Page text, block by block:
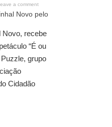
a comment
Novo, recebe
“É ou
Puzzle, grupo
Cidadão